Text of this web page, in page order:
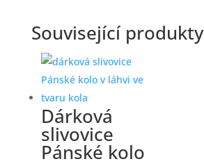
Související produkty
Dárková
slivovice
Pánské kolo